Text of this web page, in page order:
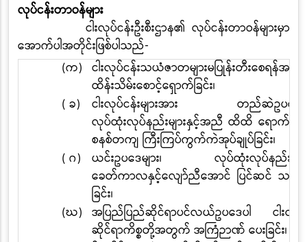
လုပ်ငန်းတာဝန်များ
ငါးလုပ်ငန်းဦးစီးဌာန၏ လုပ်ငန်းတာဝန်များမှာ
အောက်ပါအတိုင်းဖြစ်ပါသည်-
(က) ငါးလုပ်ငန်းသယံဇာတများမပြုန်းတီးစေရန်အ
ထိန်းသိမ်းစောင့်ရှောက်ခြင်း၊
( ခ)
ငါးလုပ်ငန်းများအား တည်ဆဲဥပဒေမျ
လုပ်ထုံးလုပ်နည်းများနှင့်အညီ ထိထိ ရောက်ရ
စနစ်တကျ ကြီးကြပ်ကွက်ကဲအုပ်ချုပ်ခြင်း၊
( ဂ)
ယင်းဥပဒေများ၊ လုပ်ထုံးလုပ်နည်းမျ
ခေတ်ကာလနှင့်လျော်ညီအောင် ပြင်ဆင် သ
ခြင်း၊
(ဃ) အပြည်ပြည်ဆိုင်ရာပင်လယ်ဥပဒေပါ ငါးလုပ်
ဆိုင်ရာကိစ္စတို့အတွက် အကြံဉာဏ် ပေးခြင်း၊